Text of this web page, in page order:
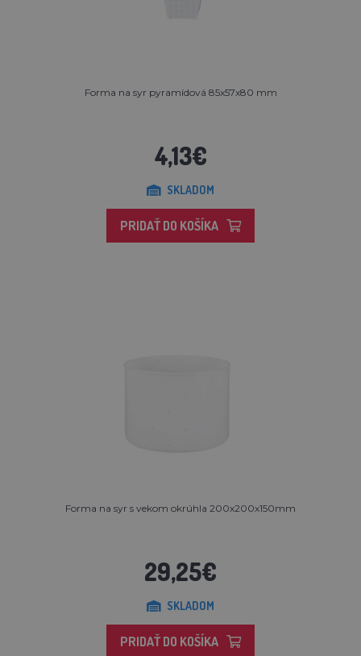
Forma na syr pyramídová 85x57x80 mm
4,13€
SKLADOM
PRIDAŤ DO KOŠÍKA
Forma na syr s vekom okrúhla 200x200x150mm
29,25€
SKLADOM
PRIDAŤ DO KOŠÍKA